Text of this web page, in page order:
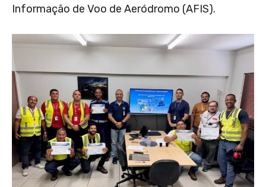
Informação de Voo de Aeródromo (AFIS).